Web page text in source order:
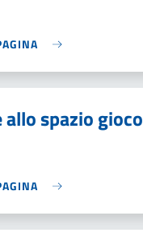
allo spazio gioco